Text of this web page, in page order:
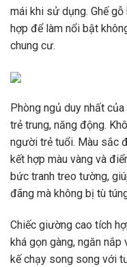
mái khi sử dụng. Ghế
hợp để làm nổi bật
chung cư.
Phòng ngủ duy nhất
trẻ trung, năng động.
người trẻ tuổi. Màu sắc
kết hợp màu vàng và
bức tranh treo tường,
đãng mà không bị tù
Chiếc giường cao tích
khá gọn gàng, ngăn
kế chạy song song với